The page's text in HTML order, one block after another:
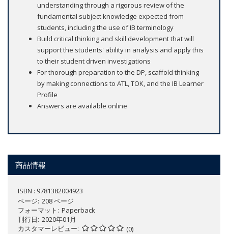
understanding through a rigorous review of the
fundamental subject knowledge expected from
students, including the use of IB terminology
Build critical thinking and skill development that will
support the students' ability in analysis and apply this
to their student driven investigations
For thorough preparation to the DP, scaffold thinking
by making connections to ATL, TOK, and the IB Learner
Profile
Answers are available online
商品情報
ISBN : 9781382004923
ページ 208 ページ
フォーマット
Paperback
刊行日 2020年01月
カスタマーレビュー
(0)